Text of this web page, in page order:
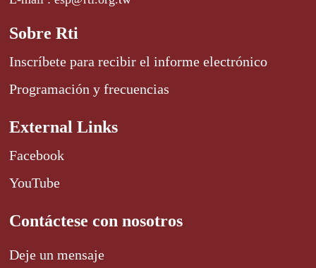
Sobre Rti
Inscríbete para recibir el informe electrónico
Programación y frecuencias
External Links
Facebook
YouTube
Contáctese con nosotros
Deje un mensaje